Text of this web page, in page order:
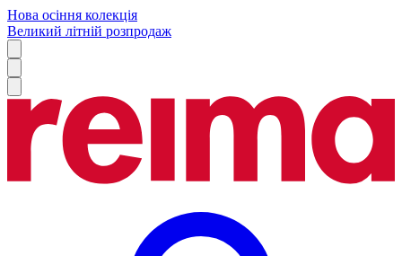
Нова осіння колекція
Великий літній розпродаж